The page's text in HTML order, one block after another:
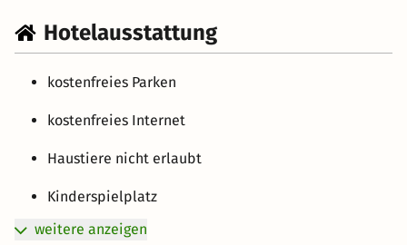
Hotelausstattung
kostenfreies Parken
kostenfreies Internet
Haustiere nicht erlaubt
Kinderspielplatz
weitere anzeigen